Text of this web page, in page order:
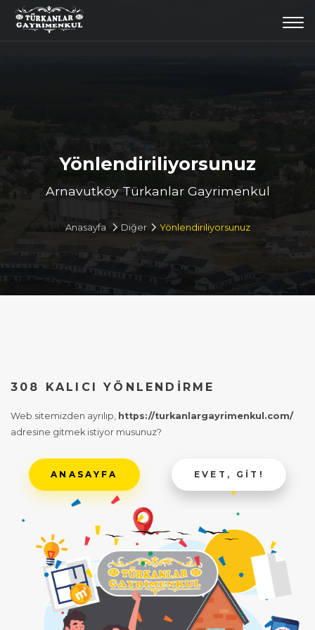
Yönlendiriliyorsunuz
Arnavutköy Türkanlar Gayrimenkul
Anasayfa Diğer Yönlendiriliyorsunuz
308 KALICI YÖNLENDIRME
Web sitemizden ayrılıp, https://turkanlargayrimenkul.com/
adresine gitmek istiyor musunuz?
ANASAYFA EVET, GIT!